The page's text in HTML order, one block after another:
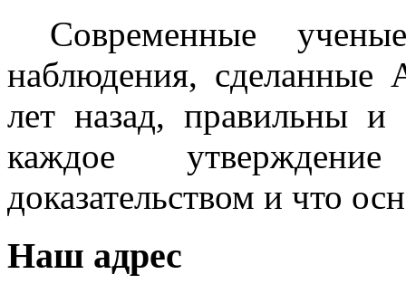
Современные
наблюдения, сделанные
лет назад, правильны
каждое
доказательством и что
Наш адрес